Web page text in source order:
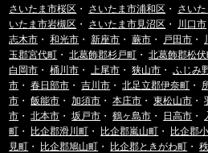
さいたま市桜区 ・ さいたま市浦和区 ・ さい
いたま市岩槻区 ・ さいたま市見沼区 ・ 川口市
志木市 ・和光市 ・新座市 ・蕨市 ・ 戸田市 ・
玉郡宮代町 ・北葛飾郡杉戸町 ・北葛飾郡松
白岡市 ・桶川市 ・上尾市 ・狭山市 ・ふじみ
市 ・春日部市 ・吉川市 ・北足立郡伊奈町 ・
市 ・飯能市 ・加須市 ・本庄市 ・東松山市 ・
市 ・北本市 ・坂戸市 ・鶴ヶ島市 ・ 日高市 ・
町 ・ 比企郡滑川町 ・ 比企郡嵐山町 ・ 比企郡
見町 ・ 比企郡鳩山町 ・ 比企郡ときがわ町 ・